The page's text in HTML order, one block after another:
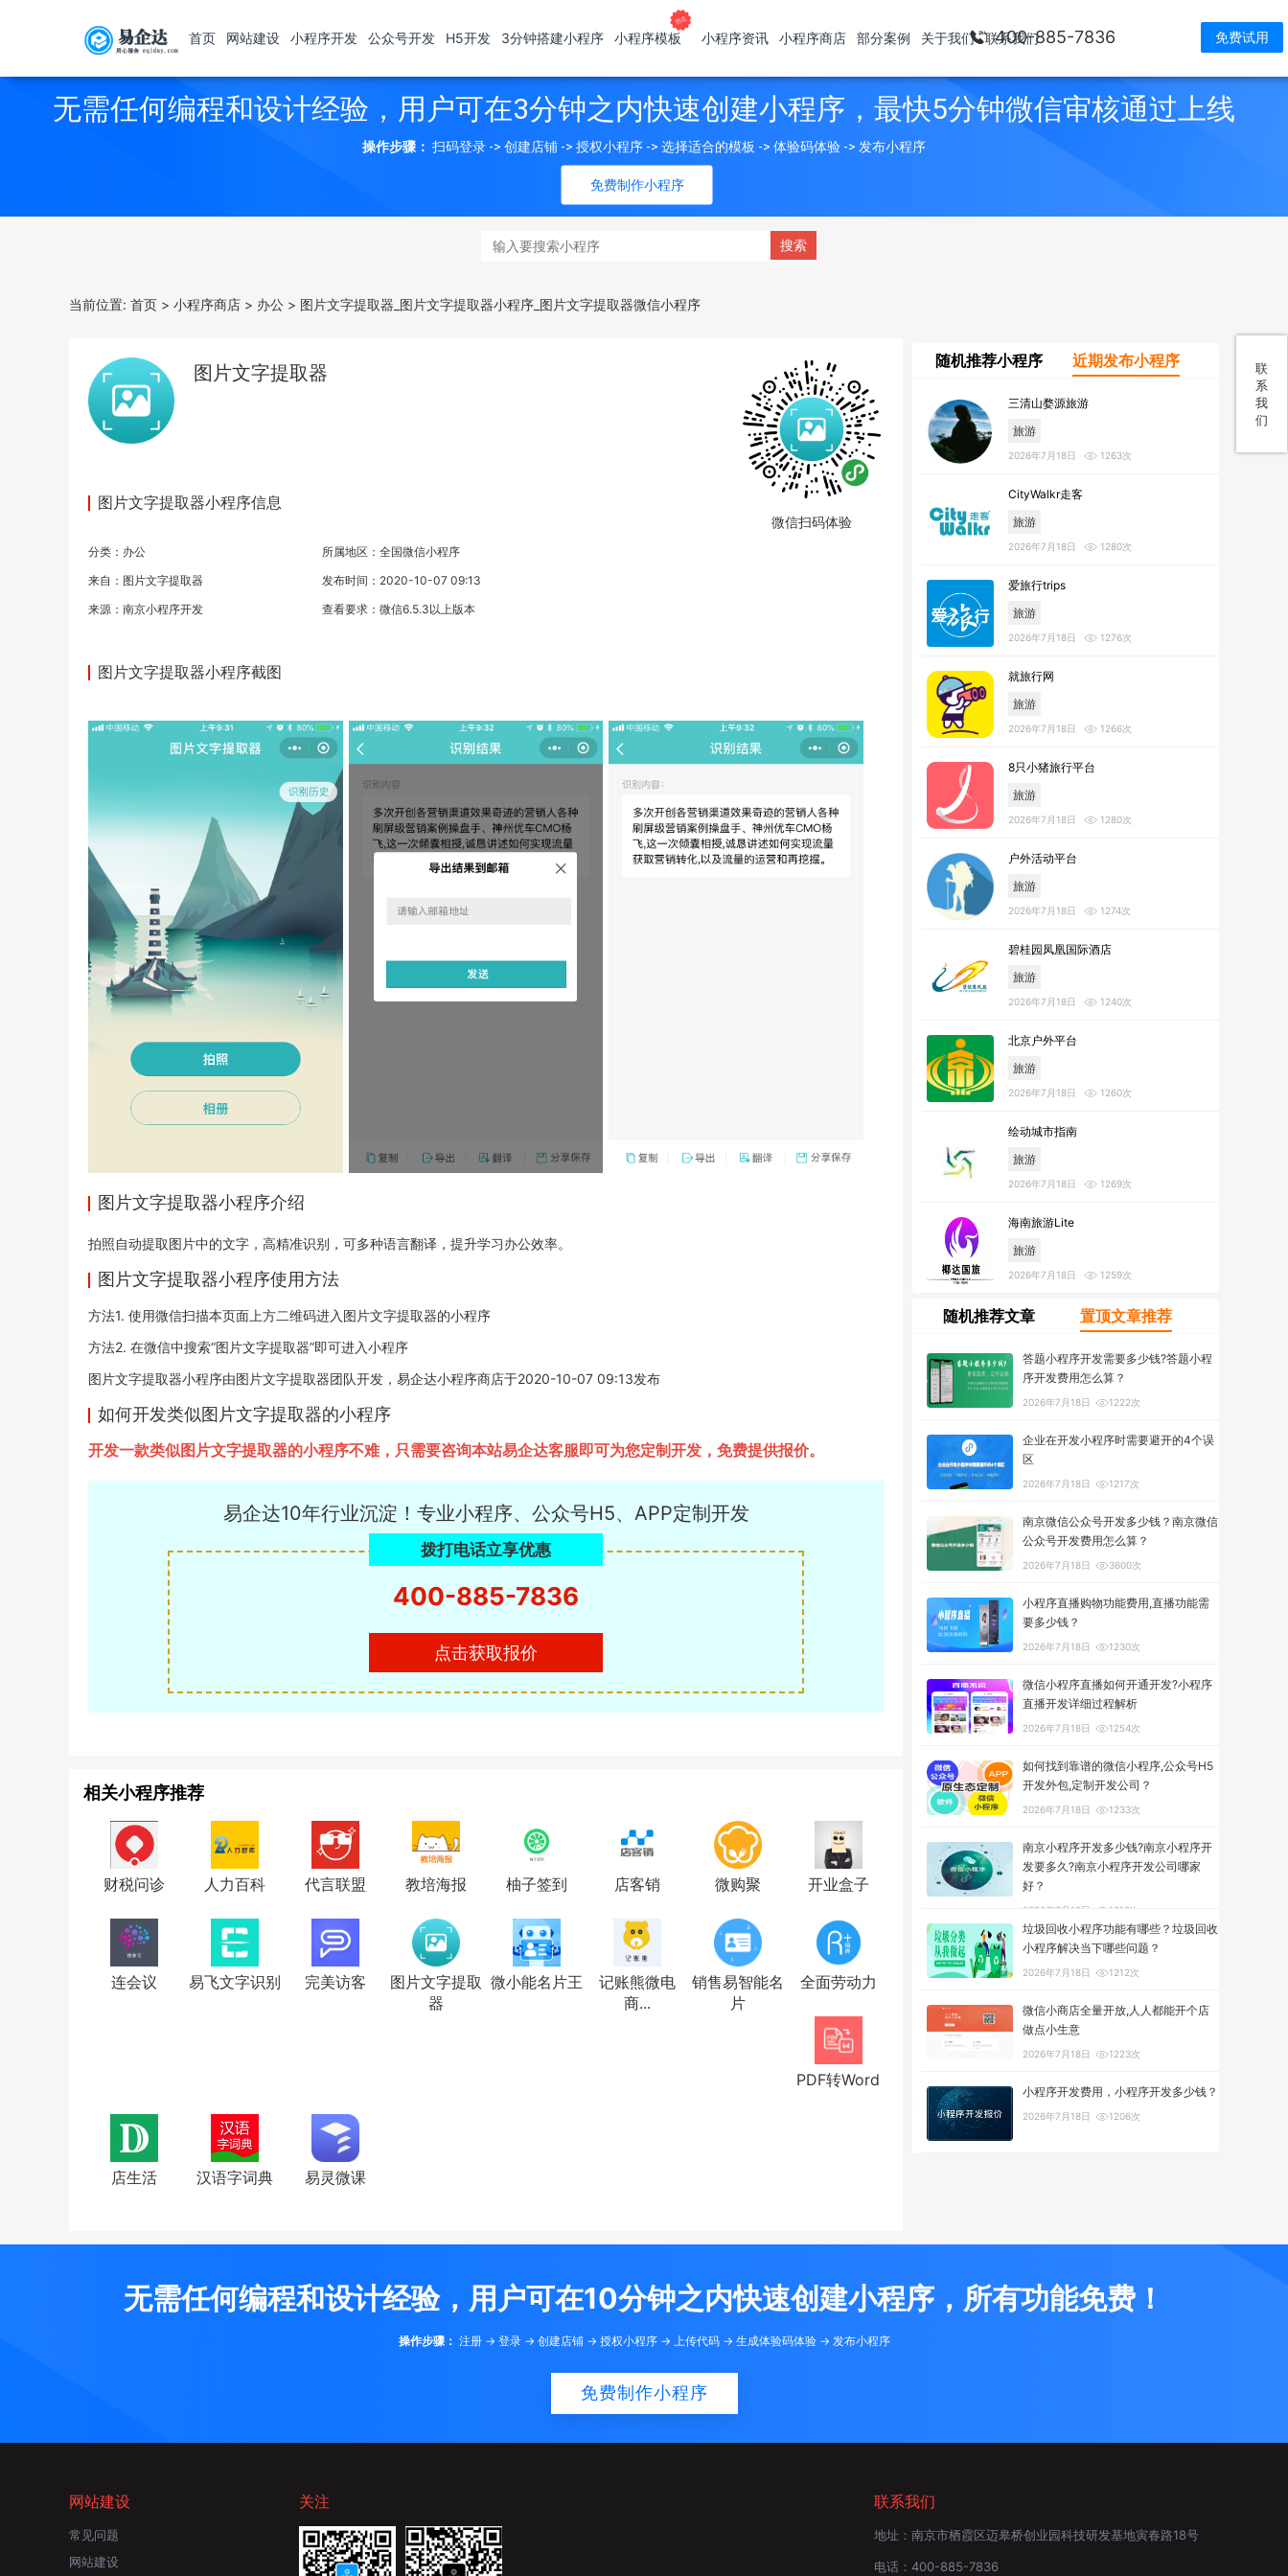
400-885-7836 免费试用
首页 网站建设 小程序开发 公众号开发 H5开发 3分钟搭建小程序 小程序模板 小程序资讯 小程序商店 部分案例 关于我们 联系我们
联
系
我
们
无需任何编程和设计经验，用户可在3分钟之内快速创建小程序，最快5分钟微信审核通过上线
免费制作小程序
操作步骤： 扫码登录 -> 创建店铺 -> 授权小程序 -> 选择适合的模板 -> 体验码体验 -> 发布小程序
当前位置: 首页 > 小程序商店 > 办公 > 图片文字提取器_图片文字提取器小程序_图片文字提取器微信小程序
图片文字提取器
图片文字提取器小程序信息
分类： 办公
所属地区：全国微信小程序
来自：图片文字提取器
发布时间：2020-10-07 09:13
来源： 南京小程序开发 查看要求：微信6.5.3以上版本
微信扫码体验
图片文字提取器小程序截图
图片文字提取器小程序介绍
拍照自动提取图片中的文字，高精准识别，可多种语言翻译，提升学习办公效率。
图片文字提取器小程序使用方法
方法1. 使用微信扫描本页面上方二维码进入图片文字提取器的小程序
方法2. 在微信中搜索“图片文字提取器”即可进入小程序
图片文字提取器小程序由图片文字提取器团队开发，易企达小程序商店于2020-10-07 09:13发布
如何开发类似图片文字提取器的小程序
开发一款类似图片文字提取器的小程序不难，只需要咨询本站易企达客服即可为您定制开发，免费提供报价。
易企达10年行业沉淀！专业小程序、公众号H5、APP定制开发
拨打电话立享优惠
400-885-7836
点击获取报价
相关小程序推荐
财税问诊 人力百科 代言联盟 教培海报 柚子签到 店客销 微购聚 开业盒子
连会议 易飞文字识别 完美访客
图片文字提取
器
微小能名片王
记账熊微电
商...
销售易智能名
片
全面劳动力
PDF转Word
店生活 汉语字词典 易灵微课
随机推荐小程序 近期发布小程序
三清山婺源旅游
旅游
2026年7月18日 1263次
CityWalkr走客
旅游
2026年7月18日 1280次
爱旅行trips
旅游
2026年7月18日 1276次
就旅行网
旅游
2026年7月18日 1266次
8只小猪旅行平台
旅游
2026年7月18日 1280次
户外活动平台
旅游
2026年7月18日 1274次
碧桂园凤凰国际酒店
旅游
2026年7月18日 1240次
北京户外平台
旅游
2026年7月18日 1260次
绘动城市指南
旅游
2026年7月18日 1269次
海南旅游Lite
旅游
2026年7月18日 1259次
随机推荐文章 置顶文章推荐
答题小程序开发需要多少钱?答题小程
序开发费用怎么算？
2026年7月18日 1222次
企业在开发小程序时需要避开的4个误
区
2026年7月18日 1217次
南京微信公众号开发多少钱？南京微信
公众号开发费用怎么算？
2026年7月18日 3600次
小程序直播购物功能费用,直播功能需
要多少钱？
2026年7月18日 1230次
微信小程序直播如何开通开发?小程序
直播开发详细过程解析
2026年7月18日 1254次
如何找到靠谱的微信小程序,公众号H5
开发外包,定制开发公司？
2026年7月18日 1233次
南京小程序开发多少钱?南京小程序开
发要多久?南京小程序开发公司哪家
好？
2026年7月18日 1316次
垃圾回收小程序功能有哪些？垃圾回收
小程序解决当下哪些问题？
2026年7月18日 1212次
微信小商店全量开放,人人都能开个店
做点小生意
2026年7月18日 1223次
小程序开发费用，小程序开发多少钱？
2026年7月18日 1206次
无需任何编程和设计经验，用户可在10分钟之内快速创建小程序，所有功能免费！
操作步骤： 注册 -> 登录 -> 创建店铺 -> 授权小程序 -> 上传代码 -> 生成体验码体验 -> 发布小程序
免费制作小程序
网站建设
常见问题
网站建设
关注 联系我们
地址： 南京市栖霞区迈皋桥创业园科技研发基地寅春路18号
电话： 400-885-7836